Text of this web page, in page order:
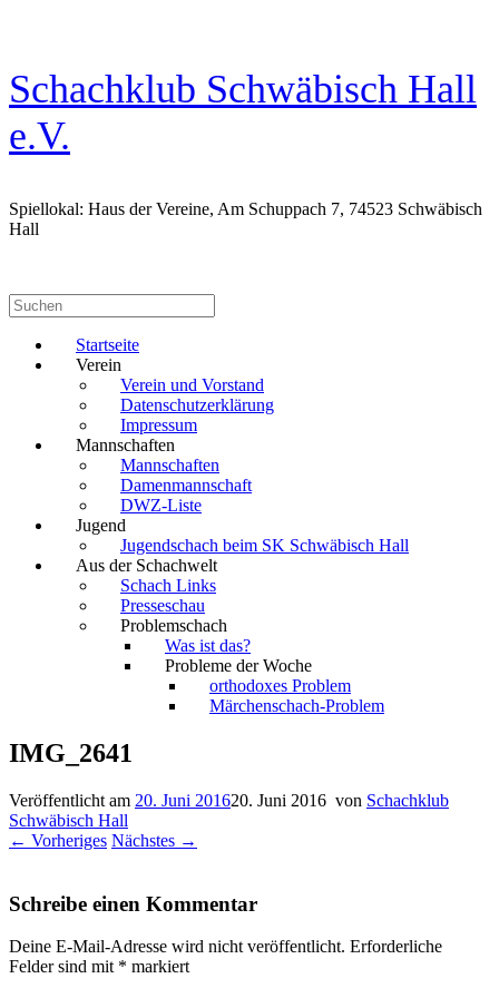
Schachklub Schwäbisch Hall
e.V.
Spiellokal: Haus der Vereine, Am Schuppach 7, 74523 Schwäbisch
Hall
Suchen
nach:
Startseite
Verein
Verein und Vorstand
Datenschutzerklärung
Impressum
Mannschaften
Mannschaften
Damenmannschaft
DWZ-Liste
Jugend
Jugendschach beim SK Schwäbisch Hall
Aus der Schachwelt
Schach Links
Presseschau
Problemschach
Was ist das?
Probleme der Woche
orthodoxes Problem
Märchenschach-Problem
IMG_2641
Veröffentlicht am 20. Juni 201620. Juni 2016 von Schachklub
Schwäbisch Hall
← Vorheriges Nächstes →
Schreibe einen Kommentar
Deine E-Mail-Adresse wird nicht veröffentlicht. Erforderliche
Felder sind mit * markiert